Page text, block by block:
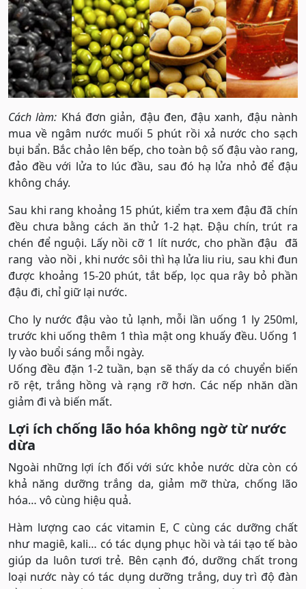
Cách làm: Khá đơn giản, đậu đen, đậu xanh, đậu nành
mua về ngâm nước muối 5 phút rồi xả nước cho sạch
bụi bẩn. Bắc chảo lên bếp, cho toàn bộ số đậu vào rang,
đảo đều với lửa to lúc đầu, sau đó hạ lửa nhỏ để đậu
không cháy.
Sau khi rang khoảng 15 phút, kiểm tra xem đậu đã chín
đều chưa bằng cách ăn thử 1-2 hạt. Đậu chín, trút ra
chén để nguội. Lấy nồi cỡ 1 lít nước, cho phần đậu đã
rang vào nồi , khi nước sôi thì hạ lửa liu riu, sau khi đun
được khoảng 15-20 phút, tắt bếp, lọc qua rây bỏ phần
đậu đi, chỉ giữ lại nước.
Cho ly nước đậu vào tủ lạnh, mỗi lần uống 1 ly 250ml,
trước khi uống thêm 1 thìa mật ong khuấy đều. Uống 1
ly vào buổi sáng mỗi ngày.
Uống đều đặn 1-2 tuần, bạn sẽ thấy da có chuyển biến
rõ rệt, trắng hồng và rạng rỡ hơn. Các nếp nhăn dần
giảm đi và biến mất.
Lợi ích chống lão hóa không ngờ từ nước
dừa
Ngoài những lợi ích đối với sức khỏe nước dừa còn có
khả năng dưỡng trắng da, giảm mỡ thừa, chống lão
hóa… vô cùng hiệu quả.
Hàm lượng cao các vitamin E, C cùng các dưỡng chất
như magiê, kali… có tác dụng phục hồi và tái tạo tế bào
giúp da luôn tươi trẻ. Bên cạnh đó, dưỡng chất trong
loại nước này có tác dụng dưỡng trắng, duy trì độ đàn